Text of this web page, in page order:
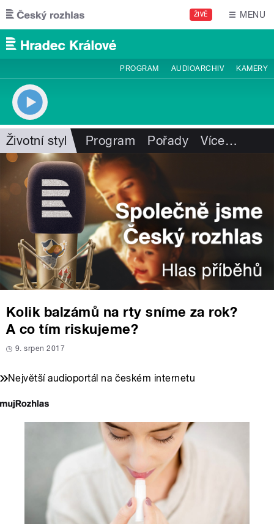
Přejít k hlavnímu obsahu
ŽIVĚ MENU
PROGRAM AUDIOARCHIV KAMERY
Životní styl Program Pořady Více…
Kolik balzámů na rty sníme za rok?
A co tím riskujeme?
9. srpen 2017
Největší audioportál na českém internetu